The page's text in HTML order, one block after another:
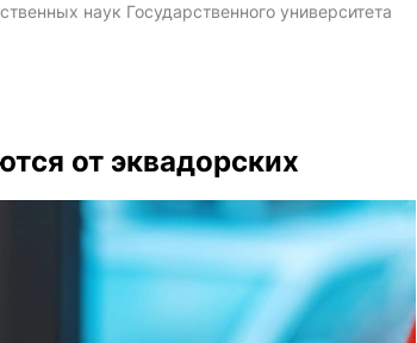
наук Государственного университета
от эквадорских